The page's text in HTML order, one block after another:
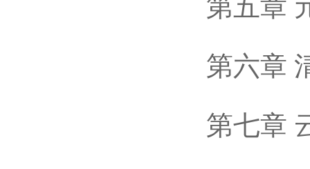
第五章 元
第六章 清
第七章 云